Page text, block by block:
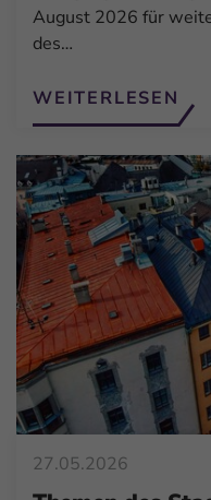
August 2026 für
des…
WEITERLESEN
27.05.2026